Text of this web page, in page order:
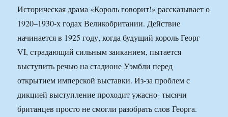
Историческая драма «Король говорит!» рассказывает о
1920–1930-х годах Великобритании. Действие
начинается в 1925 году, когда будущий король Георг
VI, страдающий сильным заиканием, пытается
выступить речью на стадионе Уэмбли перед
открытием имперской выставки. Из-за проблем с
дикцией выступление проходит ужасно- тысячи
британцев просто не смогли разобрать слов Георга.